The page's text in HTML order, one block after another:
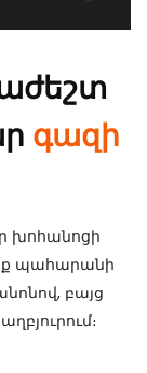
գազի
խոհանոցի
պահարանի
բայց